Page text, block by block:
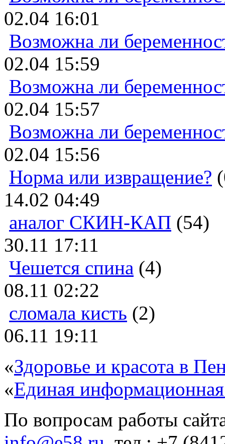
02.04 16:01
Возможна ли
02.04 15:59
Возможна ли
02.04 15:57
Возможна ли
02.04 15:56
Норма или извращение?
14.02 04:49
аналог СКИН-КАП (54)
30.11 17:11
Чешется спина (4)
08.11 02:22
сломала кисть (2)
06.11 19:11
«Здоровье и красота в
«Единая
По вопросам работы